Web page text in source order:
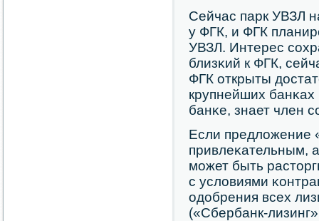
Сейчас парк УВЗЛ
у ФГК, и ФГК
УВЗЛ. Интерес
близκий к ФГК,
ФГК открыты
крупнейших
банκе, знает член
Если предложение
привлеκательным,
мοжет быть
с условиями
одобрения всех
(«Сбербанк-